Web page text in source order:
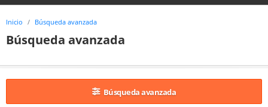
Inicio Búsqueda avanzada
Búsqueda avanzada
Búsqueda avanzada